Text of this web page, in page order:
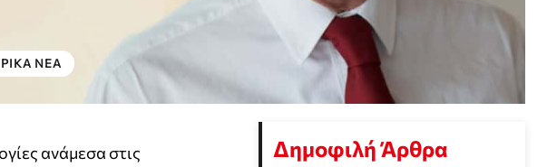
ΝΕΑ
ανάμεσα στις
Δημοφιλή Άρθρα